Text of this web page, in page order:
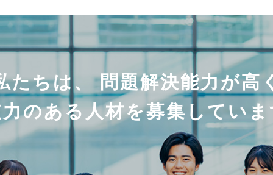
たちは、 問題解決能力が高
のある人材を募集してい